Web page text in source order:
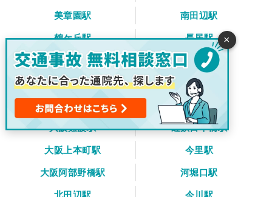
美章園駅
南田辺駅
鶴ケ丘駅
長居駅
我孫子町駅
杉本町駅
JR淡路駅
城北公園通駅
JR野江駅
新加美駅
大阪難波駅
近鉄日本橋駅
大阪上本町駅
今里駅
大阪阿部野橋駅
河堀口駅
×